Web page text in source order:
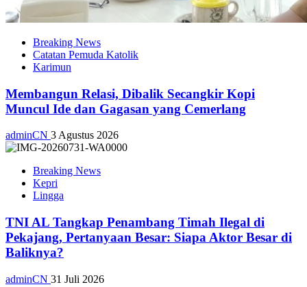
Breaking News
Catatan Pemuda Katolik
Karimun
Membangun Relasi, Dibalik Secangkir Kopi
Muncul Ide dan Gagasan yang Cemerlang
adminCN 3 Agustus 2026
Breaking News
Kepri
Lingga
TNI AL Tangkap Penambang Timah Ilegal di
Pekajang, Pertanyaan Besar: Siapa Aktor Besar di
Baliknya?
adminCN 31 Juli 2026